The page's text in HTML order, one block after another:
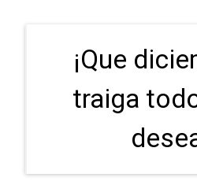
¡Que
traiga